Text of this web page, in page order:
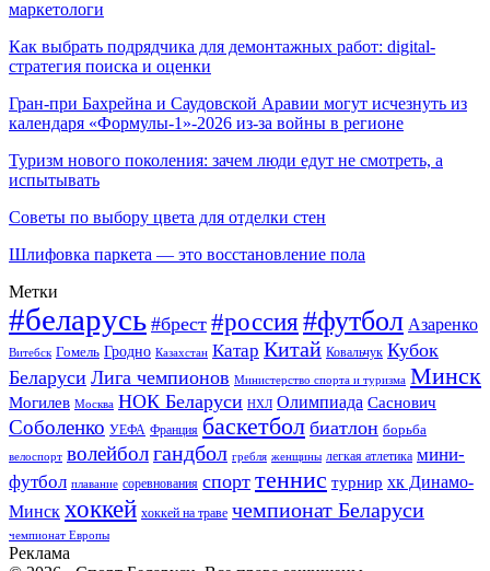
маркетологи
Как выбрать подрядчика для демонтажных работ: digital-
стратегия поиска и оценки
Гран-при Бахрейна и Саудовской Аравии могут исчезнуть из
календаря «Формулы-1»-2026 из-за войны в регионе
Туризм нового поколения: зачем люди едут не смотреть, а
испытывать
Советы по выбору цвета для отделки стен
Шлифовка паркета — это восстановление пола
Метки
#беларусь #брест #россия#футбол Азаренко
Витебск Гомель Гродно Казахстан Катар Китай Ковальчук Кубок
Беларуси Лига чемпионов Министерство спорта и туризма Минск
Могилев Москва НОК Беларуси НХЛ Олимпиада Саснович
Соболенко УЕФА Франция баскетбол биатлон борьба
велоспорт волейболгандбол гребля женщины легкая атлетика мини-
футбол плавание соревнования спорт теннис турнир хк Динамо-
Минск хоккей хоккей на траве чемпионат Беларуси
чемпионат Европы
Реклама